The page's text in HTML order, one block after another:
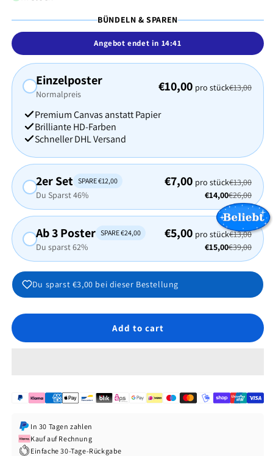
BÜNDELN & SPAREN
Angebot endet in 14:39
Einzelposter
Normalpreis
€10,00 pro stück€13,00
Premium Canvas anstatt Papier
Brilliante HD-Farben
Schneller DHL Versand
2er Set SPARE €12,00
Du Sparst 46%
€7,00 pro stück€13,00
€14,00€26,00
Ab 3 Poster SPARE €24,00
Du sparst 62%
€5,00 pro stück€13,00
€15,00€39,00
Du sparst €3,00 bei dieser Bestellung
Add to cart
In 30 Tagen zahlen
Kauf auf Rechnung
Einfache 30-Tage-Rückgabe